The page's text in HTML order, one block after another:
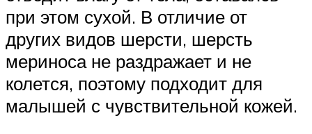
при этом сухой. В отличие от
других видов шерсти, шерсть
мериноса не раздражает и не
колется, поэтому подходит для
малышей с чувствительной кожей.